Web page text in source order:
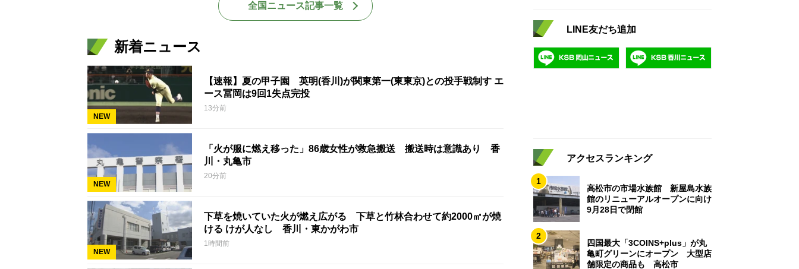
全国ニュース記事一覧
新着ニュース
NEW
【速報】夏の甲子園 英明(香川)が関東第一(東東京)との投手戦制す エ
ース冨岡は9回1失点完投
13分前
NEW
「火が服に燃え移った」86歳女性が救急搬送 搬送時は意識あり 香
川・丸亀市
20分前
NEW
下草を焼いていた火が燃え広がる 下草と竹林合わせて約2000㎡が焼
ける けが人なし 香川・東かがわ市
1時間前
LINE友だち追加
アクセスランキング
1
高松市の市場水族館 新屋島水族
館のリニューアルオープンに向け
9月28日で閉館
2
四国最大「3COINS+plus」が丸
亀町グリーンにオープン 大型店
舗限定の商品も 高松市